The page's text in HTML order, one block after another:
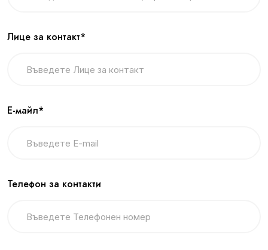
Лице за контакт*
Е-майл*
Телефон за контакти